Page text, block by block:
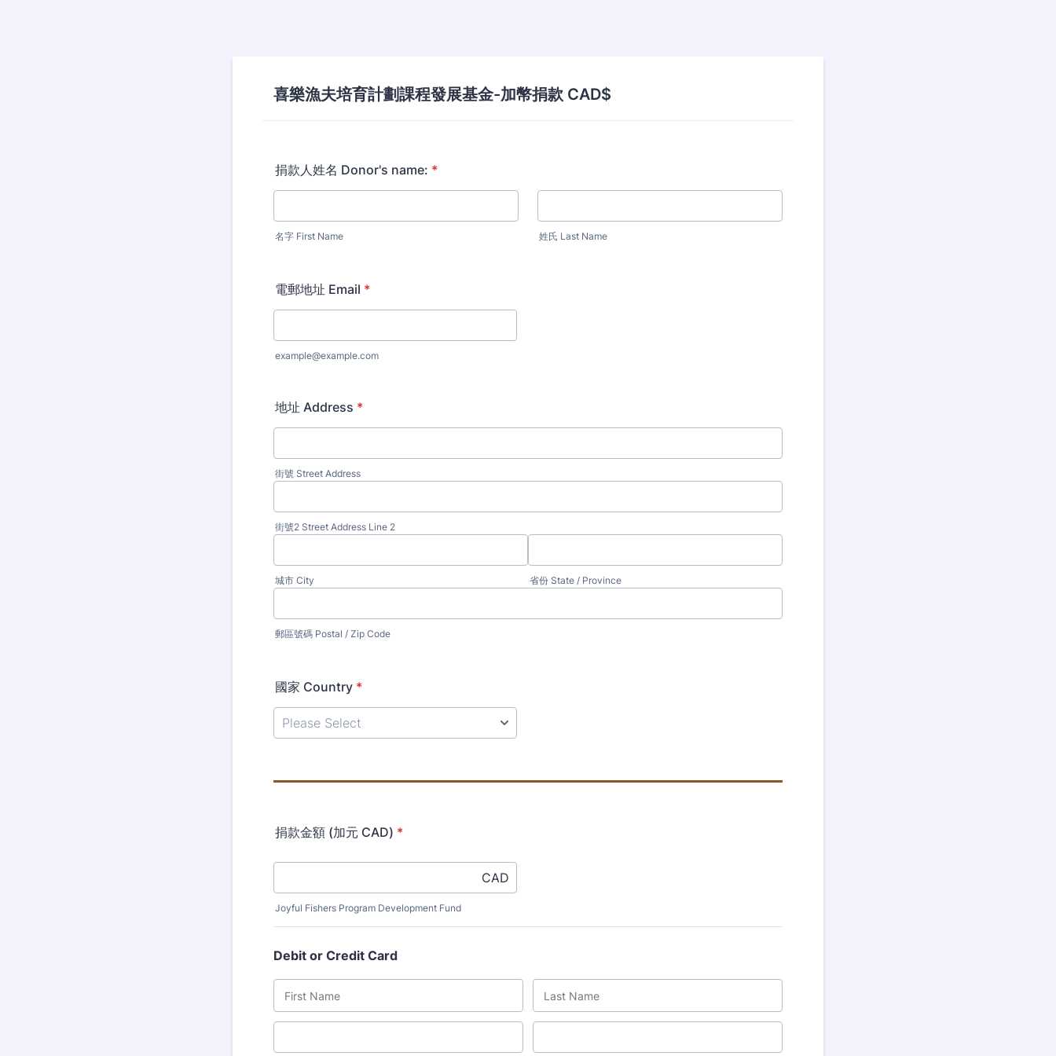
喜樂漁夫培育計劃課程發展基金-加幣捐款 CAD$
捐款人姓名 Donor's name: *
名字 First Name 姓氏 Last Name
電郵地址 Email *
example@example.com
地址 Address *
街號 Street Address
街號2 Street Address Line 2
城市 City 省份 State / Province
郵區號碼 Postal / Zip Code
國家 Country *
捐款金額 (加元 CAD) *
CAD
Joyful Fishers Program Development Fund
Debit or Credit Card